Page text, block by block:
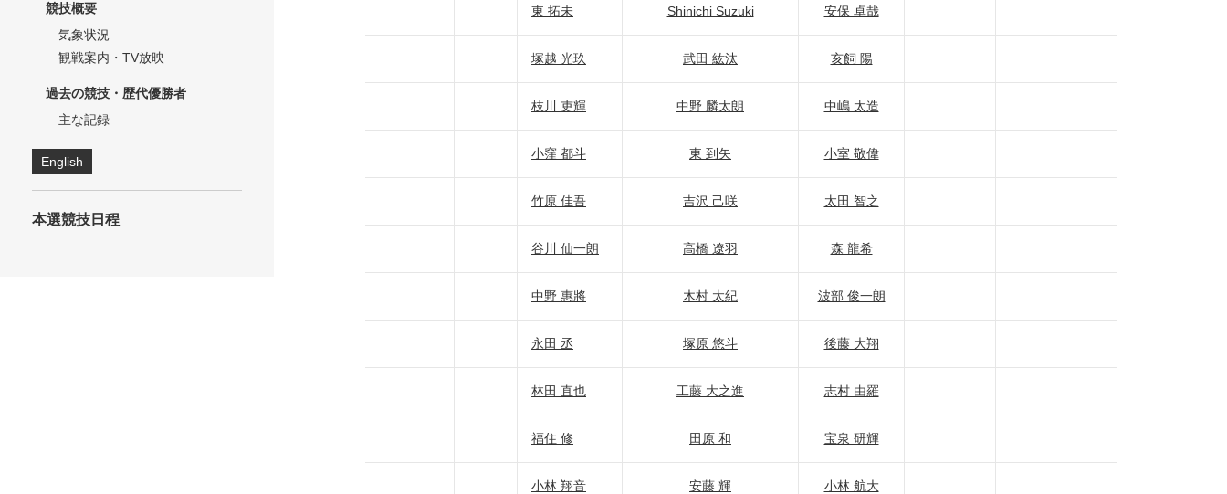
東 拓未 Shinichi Suzuki 安保 卓哉
塚越 光玖 武田 紘汰 亥飼 陽
枝川 吏輝 中野 麟太朗 中嶋 太造
小窪 都斗 東 到矢 小室 敬偉
竹原 佳吾 吉沢 己咲 太田 智之
谷川 仙一朗 高橋 遼羽 森 龍希
中野 惠將 木村 太紀 波部 俊一朗
永田 丞 塚原 悠斗 後藤 大翔
林田 直也 工藤 大之進 志村 由羅
福住 修 田原 和 宝泉 研輝
小林 翔音 安藤 輝 小林 航大
競技概要
気象状況
観戦案内・TV放映
過去の競技・歴代優勝者
主な記録
English
本選競技日程